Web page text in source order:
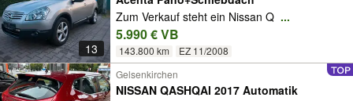
Nachrichten
Anzeige aufgeben
13
Zum Verkauf steht ein Nissan Q ...
5.990 € VB
143.800 km EZ 11/2008
Gelsenkirchen
NISSAN QASHQAI 2017 Automatik